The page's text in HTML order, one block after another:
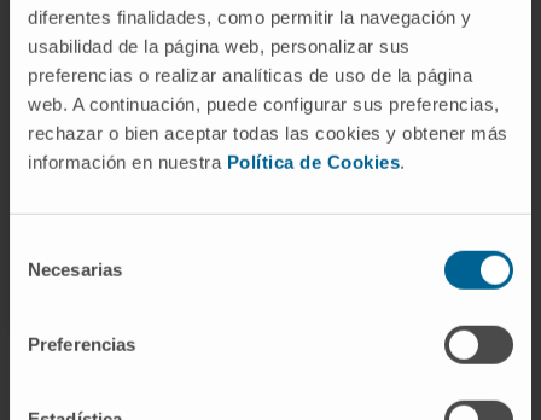
diferentes finalidades, como permitir la navegación y
usabilidad de la página web, personalizar sus
preferencias o realizar analíticas de uso de la página
web. A continuación, puede configurar sus preferencias,
rechazar o bien aceptar todas las cookies y obtener más
información en nuestra Política de Cookies.
Necesarias
Preferencias
¿Necesita más información?
Si quiere conocer más nuestra investigación,
contacte con Cima Universidad de Navarra.